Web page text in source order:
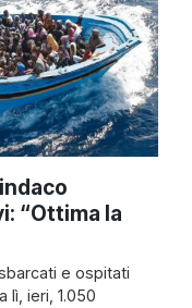
“Ottima la
sbarcati e ospitati
lì, ieri, 1.050